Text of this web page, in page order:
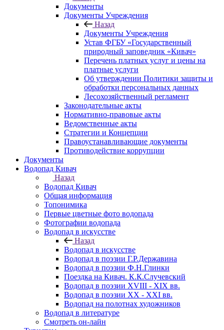
Документы
Документы Учреждения
Назад
Документы Учреждения
Устав ФГБУ «Государственный
природный заповедник «Кивач»
Перечень платных услуг и цены на
платные услуги
Об утверждении Политики защиты и
обработки персональных данных
Лесохозяйственный регламент
Законодательные акты
Нормативно-правовые акты
Ведомственные акты
Стратегии и Концепции
Правоустанавливающие документы
Противодействие коррупции
Документы
Водопад Кивач
Назад
Водопад Кивач
Общая информация
Топонимика
Первые цветные фото водопада
Фотографии водопада
Водопад в искусстве
Назад
Водопад в искусстве
Водопад в поэзии Г.Р.Державина
Водопад в поэзии Ф.Н.Глинки
Поездка на Кивач. К.К.Случевский
Водопад в поэзии XVIII - XIX вв.
Водопад в поэзии XX - XXI вв.
Водопад на полотнах художников
Водопад в литературе
Смотреть он-лайн